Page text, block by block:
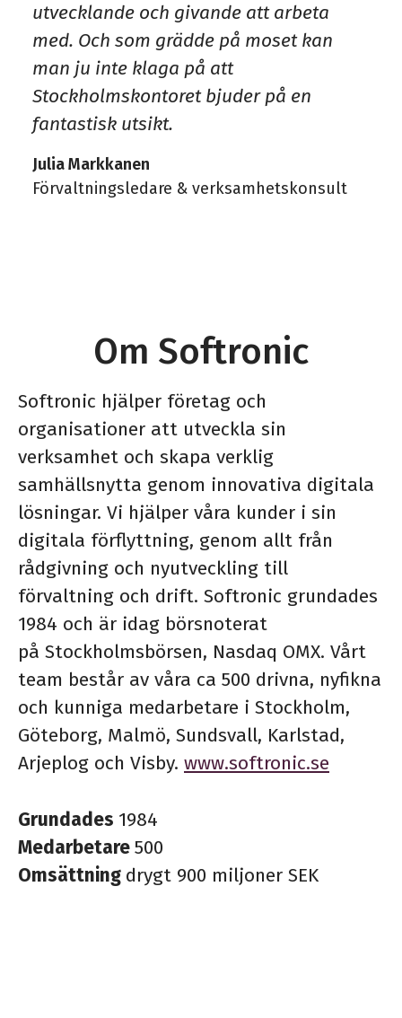
utvecklande och givande att arbeta
med. Och som grädde på moset kan
man ju inte klaga på att
Stockholmskontoret bjuder på en
fantastisk utsikt.
Julia Markkanen
Förvaltningsledare & verksamhetskonsult
Om Softronic
Softronic hjälper företag och
organisationer att utveckla sin
verksamhet och skapa verklig
samhällsnytta genom innovativa digitala
lösningar. Vi hjälper våra kunder i sin
digitala förflyttning, genom allt från
rådgivning och nyutveckling till
förvaltning och drift. Softronic grundades
1984 och är idag börsnoterat
på Stockholmsbörsen, Nasdaq OMX. Vårt
team består av våra ca 500 drivna, nyfikna
och kunniga medarbetare i Stockholm,
Göteborg, Malmö, Sundsvall, Karlstad,
Arjeplog och Visby. www.softronic.se
Grundades 1984
Medarbetare500
Omsättning drygt 900 miljoner SEK